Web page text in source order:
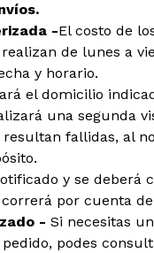
-El costo de
de lunes a
y horario.
el domicilio
una segunda
resultan fallidas, al
y se deberá
por cuenta
- Si necesitas
podes